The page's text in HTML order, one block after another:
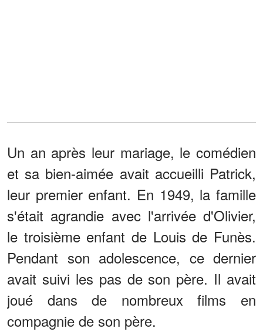
Un an après leur mariage, le comédien
et sa bien-aimée avait accueilli Patrick,
leur premier enfant. En 1949, la famille
s'était agrandie avec l'arrivée d'Olivier,
le troisième enfant de Louis de Funès.
Pendant son adolescence, ce dernier
avait suivi les pas de son père. Il avait
joué dans de nombreux films en
compagnie de son père.